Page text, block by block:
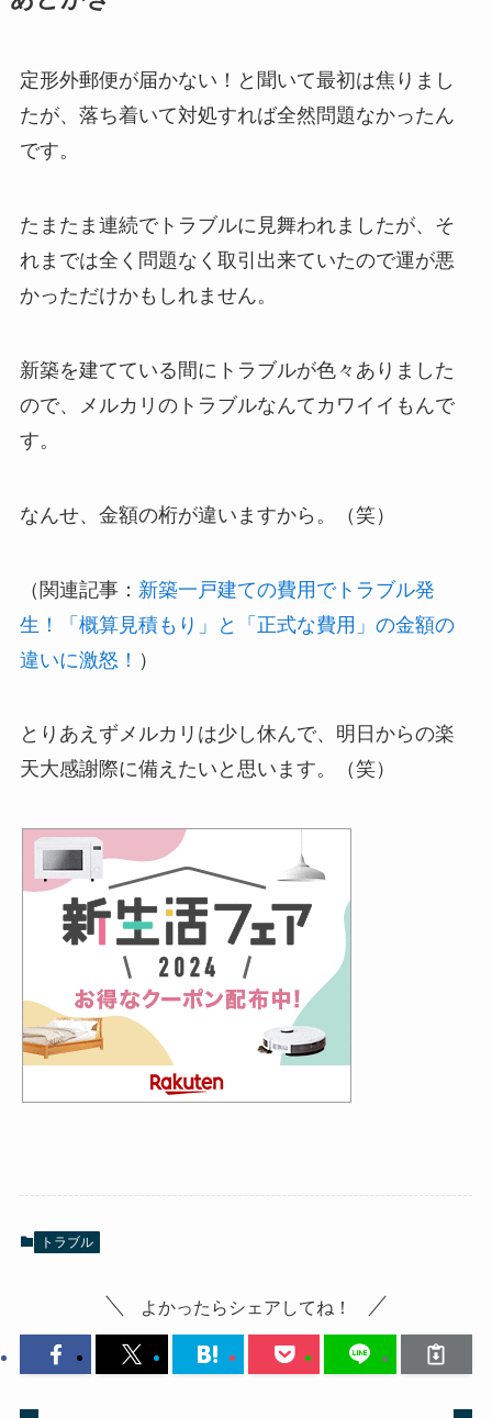
定形外郵便が届かない！と聞いて最初は焦りまし
たが、落ち着いて対処すれば全然問題なかったん
です。
たまたま連続でトラブルに見舞われましたが、そ
れまでは全く問題なく取引出来ていたので運が悪
かっただけかもしれません。
新築を建てている間にトラブルが色々ありました
ので、メルカリのトラブルなんてカワイイもんで
す。
なんせ、金額の桁が違いますから。（笑）
（関連記事： 新築一戸建ての費用でトラブル発
生！「概算見積もり」と「正式な費用」の金額の
違いに激怒！ ）
とりあえずメルカリは少し休んで、明日からの楽
天大感謝際に備えたいと思います。（笑）
トラブル
よかったらシェアしてね！